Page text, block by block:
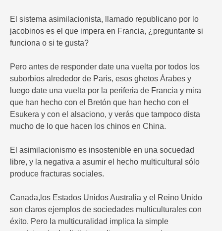
El sistema asimilacionista, llamado republicano por lo
jacobinos es el que impera en Francia, ¿preguntante si
funciona o si te gusta?
Pero antes de responder date una vuelta por todos los
suborbios alrededor de Paris, esos ghetos Árabes y
luego date una vuelta por la periferia de Francia y mira
que han hecho con el Bretón que han hecho con el
Esukera y con el alsaciono, y verás que tampoco dista
mucho de lo que hacen los chinos en China.
El asimilacionismo es insostenible en una socuedad
libre, y la negativa a asumir el hecho multicultural sólo
produce fracturas sociales.
Canada,los Estados Unidos Australia y el Reino Unido
son claros ejemplos de sociedades multiculturales con
éxito. Pero la multicuralidad implica la simple